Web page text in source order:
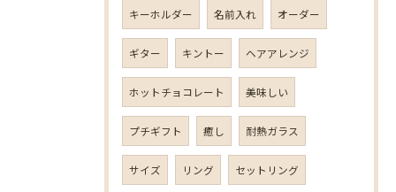
キーホルダー 名前入れ オーダー
ギター キントー ヘアアレンジ
ホットチョコレート 美味しい
プチギフト 癒し 耐熱ガラス
サイズ リング セットリング